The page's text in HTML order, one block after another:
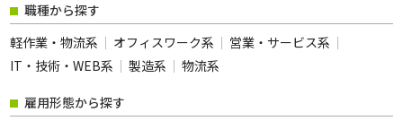
短時間勤務
フルタイム歓迎
土日休み
単発・1日OK
職種から探す
軽作業・物流系
オフィスワーク系
営業・サービス系
IT・技術・WEB系
製造系 物流系
雇用形態から探す